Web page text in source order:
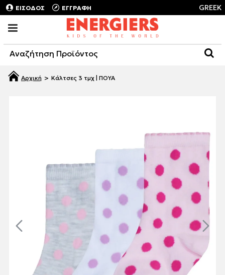
ΕΙΣΟΔΟΣ ΕΓΓΡΑΦΗ GREEK
Κάλτσες 3 τμχ | ΠΟΥΑ